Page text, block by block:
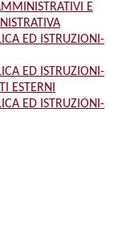
E
ED ISTRUZIONI-
ED ISTRUZIONI-
ESTERNI
ED ISTRUZIONI-